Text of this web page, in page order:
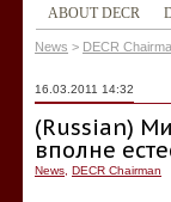
ABOUT DECR
News > DECR
16.03.2011 14:32
(Russian)
вполне
News DECR Chairman